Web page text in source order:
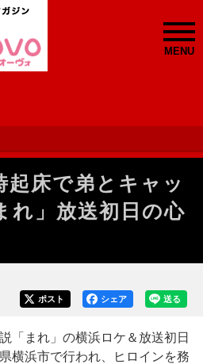
MENU
起床で弟とキャッ
」放送初日の心
送る
シェア
ポスト
「まれ」の横浜ロケ＆放送初日
横浜市で行われ、ヒロインを務